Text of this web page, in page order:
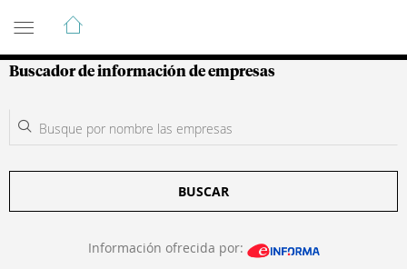
Guía de Empresas Colombianas
Buscador de información de empresas
BUSCAR
Información ofrecida por: